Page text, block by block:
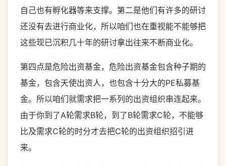
自己也有孵化器等来支撑。第二是他们有许多的研讨
还没有去进行商业化，所以咱们也在重视能不能够把
这些现已沉积几十年的研讨拿出往来不断商业化。
第四点是危险出资基金，危险出资基金包含种子期的
基金，包含天使出资人，也包含十分大的PE私募基
金。所以咱们就需求把一系列的出资组织串连起来。
由于你到了A轮需求B轮，到了B轮需求C轮，不能够
比及需求C轮的时分才去把C轮的出资组织招引进
来。